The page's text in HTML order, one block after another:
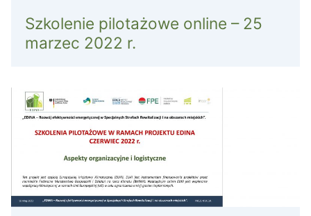
Szkolenie pilotażowe online – 25
marzec 2022 r.